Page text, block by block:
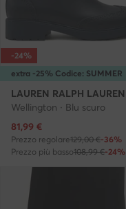
extra -25% Codice: SUMMER
-24%
LAUREN RALPH LAUREN
Wellington · Blu scuro
Prezzo attuale
81,99 €
Prezzo regolare129,00 €-36%
Prezzo più basso108,99 €-24%